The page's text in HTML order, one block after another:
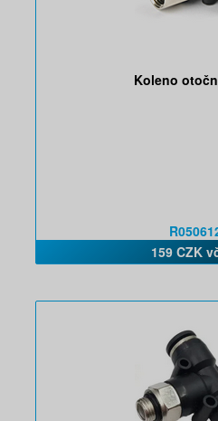
Koleno
159 CZK